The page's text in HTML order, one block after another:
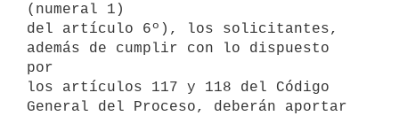
(numeral 1)
del artículo 6º), los solicitantes,
además de cumplir con lo dispuesto
por
los artículos 117 y 118 del Código
General del Proceso, deberán aportar